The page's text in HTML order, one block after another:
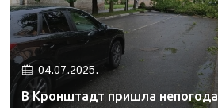
04.07.2025.
В Кронштадт пришла непогода